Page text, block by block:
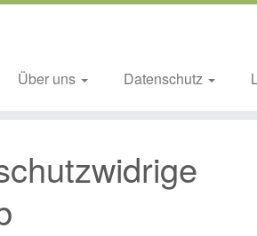
Über uns Datenschutz